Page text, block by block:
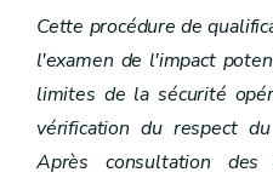
Cette procédure de
l'examen de l'impact
limites de la sécurité
vérification du respect
Après consultation des